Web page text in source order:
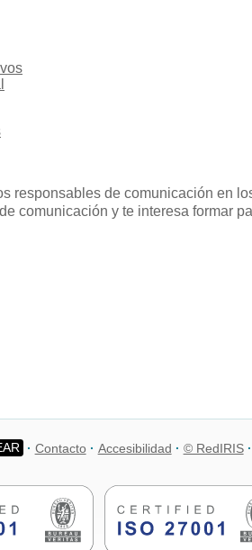
responsables de comunicación en
comunicación y te interesa formar
Contacto Accesibilidad © RedIRIS